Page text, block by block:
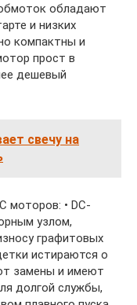
обладают
и низких
компактны и
прост в
дешевый
свечу на
моторов: • DC-
узлом,
графитовых
истираются о
замены и имеют
долгой службы,